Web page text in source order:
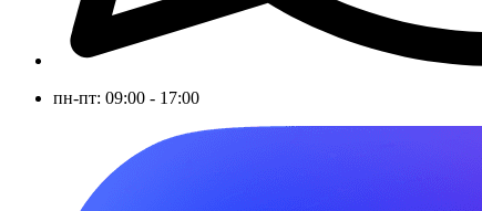
пн-пт: 09:00 - 17:00